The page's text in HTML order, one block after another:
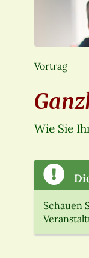
Vortrag
Wie Sie
Schauen